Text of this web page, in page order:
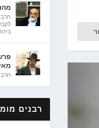
הרב
הרב
רבנים